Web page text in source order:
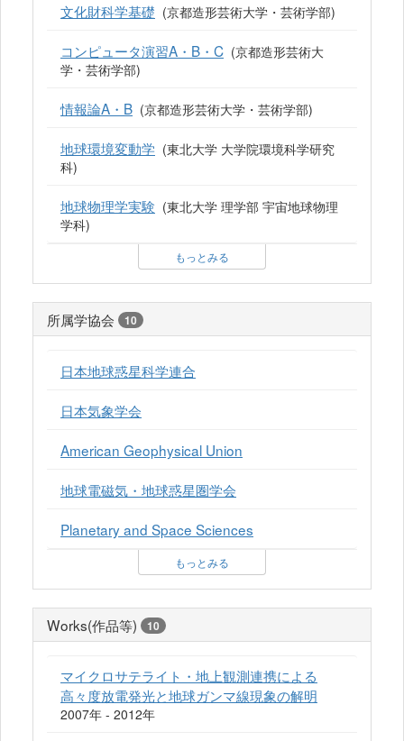
文化財科学基礎 (京都造形芸術大学・芸術学部)
コンピュータ演習A・B・C (京都造形芸術大
学・芸術学部)
情報論A・B (京都造形芸術大学・芸術学部)
地球環境変動学 (東北大学 大学院環境科学研究
科)
地球物理学実験 (東北大学 理学部 宇宙地球物理
学科)
もっとみる
所属学協会 10
日本地球惑星科学連合
日本気象学会
American Geophysical Union
地球電磁気・地球惑星圏学会
Planetary and Space Sciences
もっとみる
Works(作品等) 10
マイクロサテライト・地上観測連携による
高々度放電発光と地球ガンマ線現象の解明
2007年 - 2012年